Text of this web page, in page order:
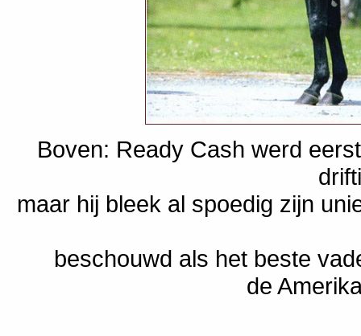
Boven: Ready Cash werd
maar hij bleek al spoedig zijn
beschouwd als het beste
de